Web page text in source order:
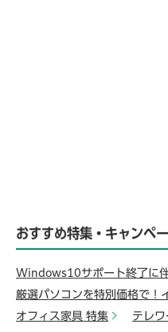
おすすめ特集・キャンペ
Windows10サポート終了に
厳選パソコンを特別価格で！
オフィス家具 特集
テレ